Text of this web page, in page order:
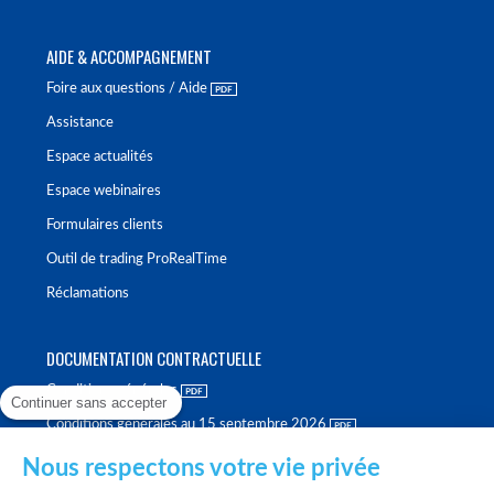
AIDE & ACCOMPAGNEMENT
Foire aux questions / Aide
Assistance
Espace actualités
Espace webinaires
Formulaires clients
Outil de trading ProRealTime
Réclamations
DOCUMENTATION CONTRACTUELLE
Conditions générales
Conditions générales au 15 septembre 2026
Continuer sans accepter
Nous respectons votre vie privée